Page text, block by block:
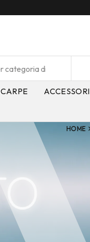
ACCESSORI
HOME